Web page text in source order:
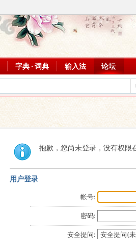
字典 · 词典 输入法 论坛
抱歉，您尚未登录，没有权限
用户登录
帐号:
密码:
安全提问: